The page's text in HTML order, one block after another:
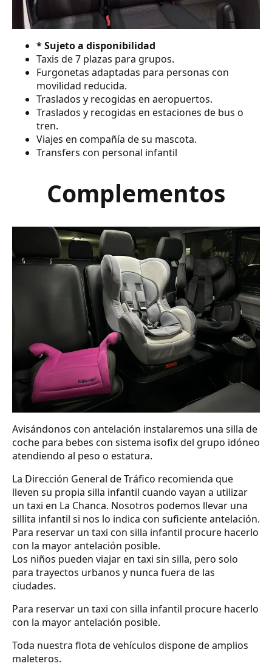
* Sujeto a disponibilidad
Taxis de 7 plazas para grupos.
Furgonetas adaptadas para personas con
movilidad reducida.
Traslados y recogidas en aeropuertos.
Traslados y recogidas en estaciones de bus o
tren.
Viajes en compañía de su mascota.
Transfers con personal infantil
Complementos
Avisándonos con antelación instalaremos una silla de
coche para bebes con sistema isofix del grupo idóneo
atendiendo al peso o estatura.
La Dirección General de Tráfico recomienda que
lleven su propia silla infantil cuando vayan a utilizar
un taxi en La Chanca. Nosotros podemos llevar una
sillita infantil si nos lo indica con suficiente antelación.
Para reservar un taxi con silla infantil procure hacerlo
con la mayor antelación posible.
Los niños pueden viajar en taxi sin silla, pero solo
para trayectos urbanos y nunca fuera de las
ciudades.
Para reservar un taxi con silla infantil procure hacerlo
con la mayor antelación posible.
Toda nuestra flota de vehículos dispone de amplios
maleteros.